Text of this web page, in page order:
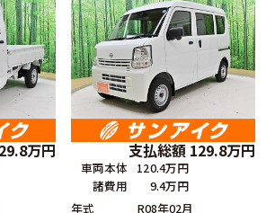
万円 支払総額 129.8万円
車両本体
120.4万円
諸費用
9.4万円
年式
R08年02月